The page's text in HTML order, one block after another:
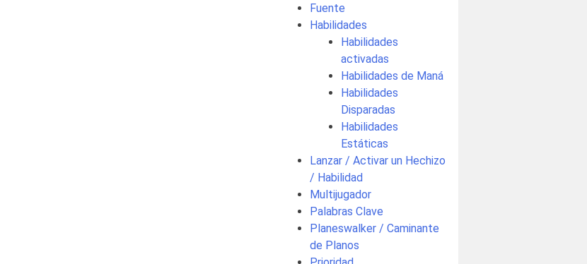
Fuente
Habilidades
Habilidades
activadas
Habilidades de Maná
Habilidades
Disparadas
Habilidades
Estáticas
Lanzar / Activar un Hechizo
/ Habilidad
Multijugador
Palabras Clave
Planeswalker / Caminante
de Planos